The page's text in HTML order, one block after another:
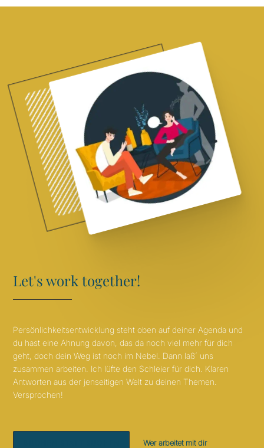
Let's work together!
Persönlichkeitsentwicklung steht oben auf deiner Agenda und
du hast eine Ahnung davon, das da noch viel mehr für dich
geht, doch dein Weg ist noch im Nebel. Dann laß´ uns
zusammen arbeiten. Ich lüfte den Schleier für dich. Klaren
Antworten aus der jenseitigen Welt zu deinen Themen.
Versprochen!
Wer arbeitet mit dir